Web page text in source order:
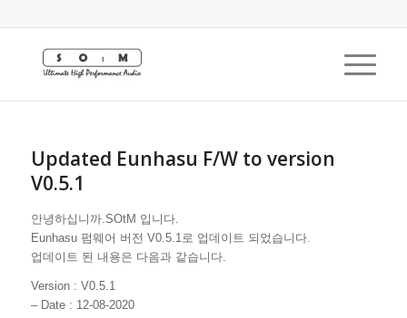
Updated Eunhasu F/W to version
V0.5.1
안녕하십니까.SOtM 입니다.
Eunhasu 펌웨어 버전 V0.5.1로 업데이트 되었습니다.
업데이트 된 내용은 다음과 같습니다.
Version : V0.5.1
– Date : 12-08-2020